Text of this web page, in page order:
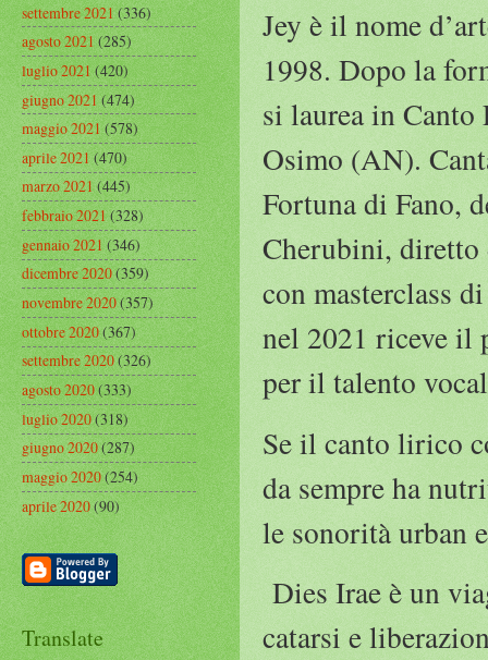
Jey è il nome
1998. Dopo la
si laurea in
Osimo (AN).
Fortuna di Fano,
Cherubini, diretto
con masterclass
nel 2021 riceve il
per il talento
Se il canto lirico
da sempre ha
le sonorità urban
Dies Irae è un
catarsi e
settembre 2021(336)
agosto 2021(285)
luglio 2021(420)
giugno 2021(474)
maggio 2021(578)
aprile 2021(470)
marzo 2021(445)
febbraio 2021(328)
gennaio 2021(346)
dicembre 2020(359)
novembre 2020(357)
ottobre 2020(367)
settembre 2020(326)
agosto 2020(333)
luglio 2020(318)
giugno 2020(287)
maggio 2020(254)
aprile 2020(90)
Translate